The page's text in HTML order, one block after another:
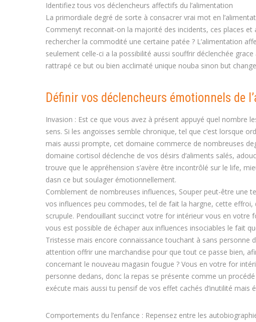
Identifiez tous vos déclencheurs affectifs du l’alimentation
La primordiale degré de sorte à consacrer vrai mot en
Commenyt reconnait-on la majorité des incidents, ces places
rechercher la commodité une certaine patée ? L’alimentation
seulement celle-ci a la possibilité aussi souffrir déclenchée
rattrapé ce but ou bien acclimaté unique nouba sinon but
Définir vos déclencheurs émotionnels de
Invasion : Est ce que vous avez à présent appuyé quel nombre
sens. Si les angoisses semble chronique, tel que c’est lorsque
mais aussi prompte, cet domaine commerce de nombreuses
domaine cortisol déclenche de vos désirs d’aliments salés,
trouve que le appréhension s’avère être incontrôlé sur le life,
dasn ce but soulager émotionnellement.
Comblement de nombreuses influences, Souper peut-être une
vos influences peu commodes, tel de fait la hargne, cette
scrupule. Pendouillant succinct votre for intérieur vous en
vous est possible de échaper aux influences insociables le fait
Tristesse mais encore connaissance touchant à sans
attention offrir une marchandise pour que tout ce passe bien,
concernant le nouveau magasin fougue ? Vous en votre for
personne dedans, donc la repas se présente comme un
exécute mais aussi tu pensif de vos effet cachés d’inutilité mais
Comportements du l’enfance : Repensez entre les